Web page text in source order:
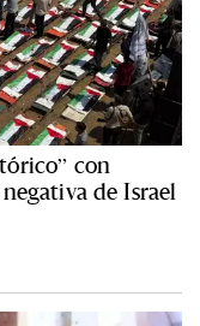
con
de Israel